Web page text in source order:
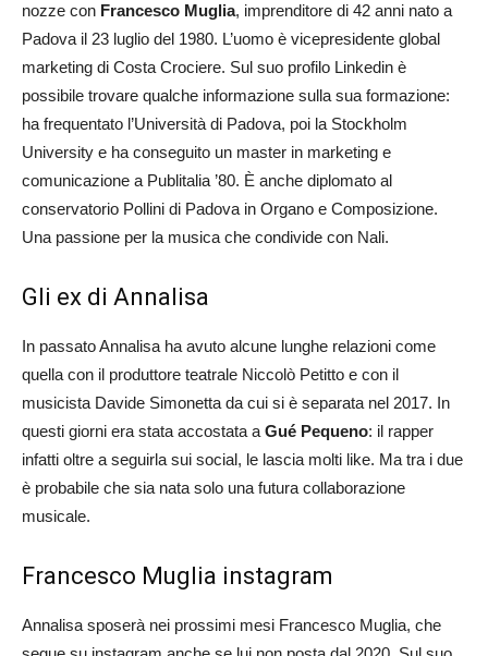
nozze con Francesco Muglia, imprenditore di 42 anni nato a
Padova il 23 luglio del 1980. L’uomo è vicepresidente global
marketing di Costa Crociere. Sul suo profilo Linkedin è
possibile trovare qualche informazione sulla sua formazione:
ha frequentato l’Università di Padova, poi la Stockholm
University e ha conseguito un master in marketing e
comunicazione a Publitalia ’80. È anche diplomato al
conservatorio Pollini di Padova in Organo e Composizione.
Una passione per la musica che condivide con Nali.
Gli ex di Annalisa
In passato Annalisa ha avuto alcune lunghe relazioni come
quella con il produttore teatrale Niccolò Petitto e con il
musicista Davide Simonetta da cui si è separata nel 2017. In
questi giorni era stata accostata a Gué Pequeno: il rapper
infatti oltre a seguirla sui social, le lascia molti like. Ma tra i due
è probabile che sia nata solo una futura collaborazione
musicale.
Francesco Muglia instagram
Annalisa sposerà nei prossimi mesi Francesco Muglia, che